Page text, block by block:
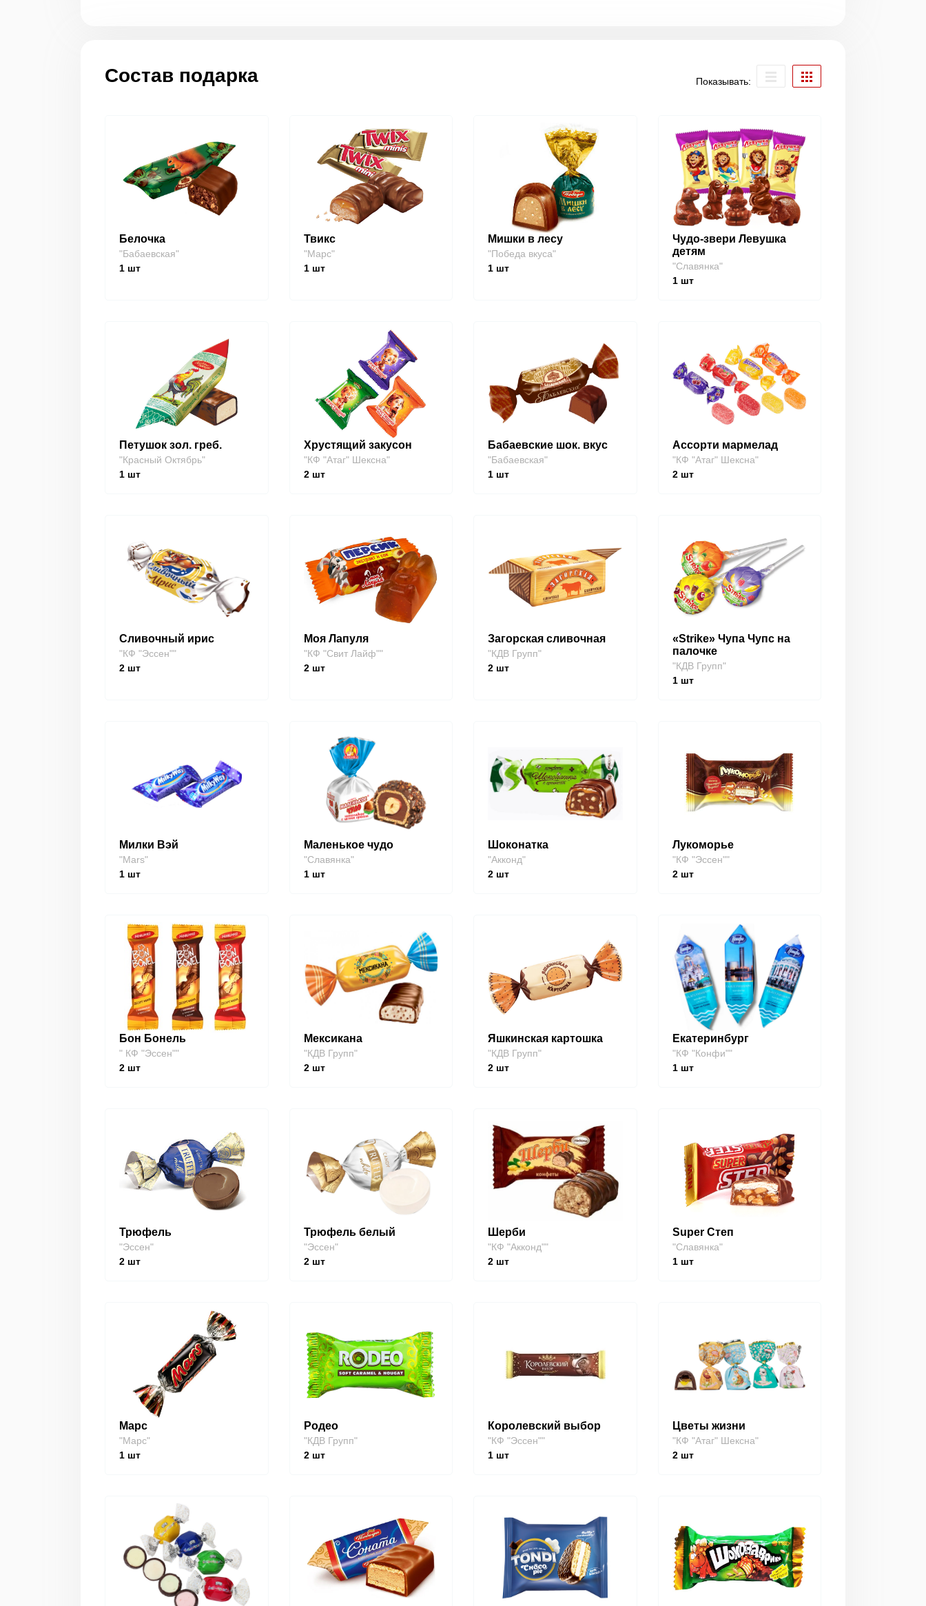
Состав подарка Показывать:
Белочка
"Бабаевская"
1 шт
Твикс
"Марс"
1шт
Мишки в лесу
"Победа вкуса"
1 шт
Чудо-звери Левушка
детям
"Славянка"
1шт
Петушок зол. греб.
"Красный Октябрь"
1 шт
Хрустящий закусон
"КФ "Атаг" Шексна"
2шт
Бабаевские шок. вкус
"Бабаевская"
1 шт
Ассорти мармелад
"КФ "Атаг" Шексна"
2шт
Сливочный ирис
"КФ "Эссен""
2 шт
Моя Лапуля
"КФ "Свит Лайф""
2шт
Загорская сливочная
"КДВ Групп"
2 шт
«Strike» Чупа Чупс на
палочке
"КДВ Групп"
1шт
Милки Вэй
"Mars"
1 шт
Маленькое чудо
"Славянка"
1шт
Шоконатка
"Акконд"
2 шт
Лукоморье
"КФ "Эссен""
2шт
Бон Бонель
" КФ "Эссен""
2 шт
Мексикана
"КДВ Групп"
2шт
Яшкинская картошка
"КДВ Групп"
2 шт
Екатеринбург
"КФ "Конфи""
1шт
Трюфель
"Эссен"
2 шт
Трюфель белый
"Эссен"
2шт
Шерби
"КФ "Акконд""
2 шт
Super Степ
"Славянка"
1шт
Марс
"Марс"
1 шт
Родео
"КДВ Групп"
2шт
Королевский выбор
"КФ "Эссен""
1 шт
Цветы жизни
"КФ "Атаг" Шексна"
2шт